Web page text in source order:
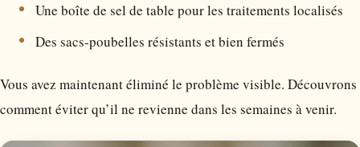
Une boîte de sel de table pour les traitements localisés
Des sacs-poubelles résistants et bien fermés
Vous avez maintenant éliminé le problème visible. Découvrons
comment éviter qu’il ne revienne dans les semaines à venir.